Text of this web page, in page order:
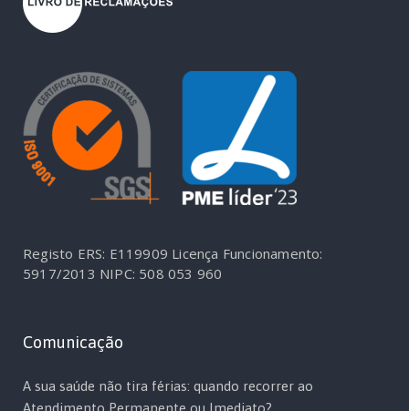
Registo ERS: E119909 Licença Funcionamento:
5917/2013 NIPC: 508 053 960
Comunicação
A sua saúde não tira férias: quando recorrer ao